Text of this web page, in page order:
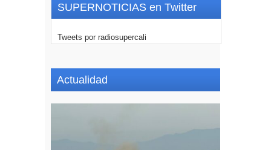
SUPERNOTICIAS en Twitter
Tweets por radiosupercali
Actualidad